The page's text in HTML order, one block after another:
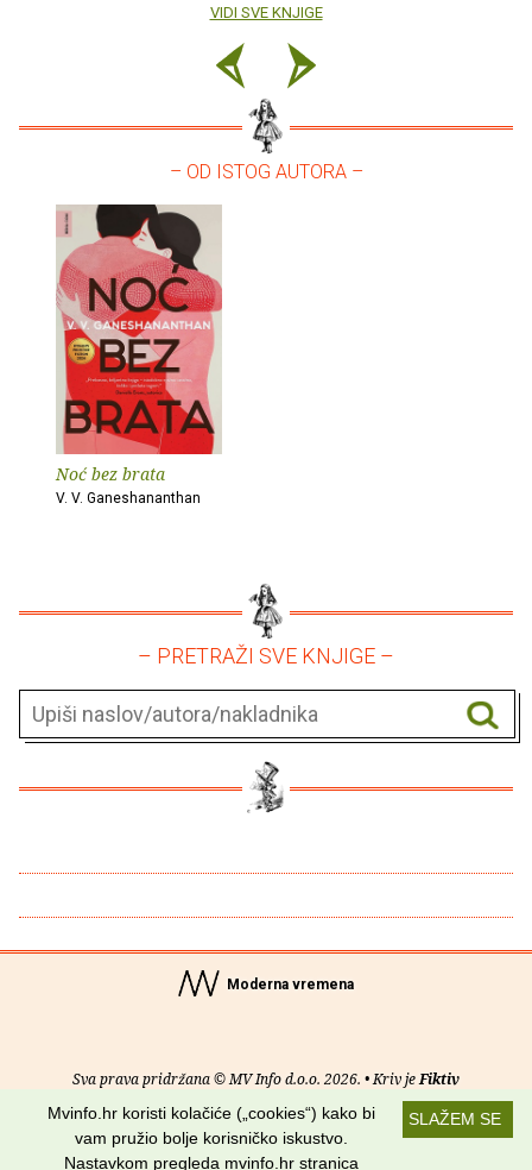
VIDI SVE KNJIGE
– OD ISTOG AUTORA –
Noć bez brata
V. V. Ganeshananthan
– PRETRAŽI SVE KNJIGE –
Moderna vremena
Sva prava pridržana © MV Info d.o.o. 2026. • Kriv jeFiktiv
Uvjeti korištenja RSS kanaliSLAŽEM SE
Mvinfo.hr koristi kolačiće („cookies“) kako bi
vam pružio bolje korisničko iskustvo.
Nastavkom pregleda mvinfo.hr stranica